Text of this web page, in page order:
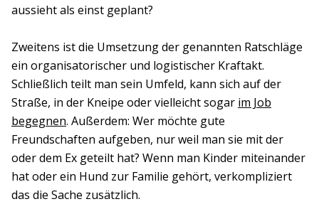
aussieht als einst geplant?
Zweitens ist die Umsetzung der genannten Ratschläge
ein organisatorischer und logistischer Kraftakt.
Schließlich teilt man sein Umfeld, kann sich auf der
Straße, in der Kneipe oder vielleicht sogar im Job
begegnen. Außerdem: Wer möchte gute
Freundschaften aufgeben, nur weil man sie mit der
oder dem Ex geteilt hat? Wenn man Kinder miteinander
hat oder ein Hund zur Familie gehört, verkompliziert
das die Sache zusätzlich.